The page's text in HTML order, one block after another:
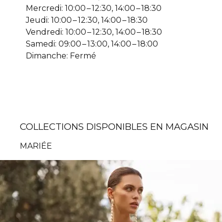
Mercredi: 10:00 – 12:30, 14:00 – 18:30
Jeudi: 10:00 – 12:30, 14:00 – 18:30
Vendredi: 10:00 – 12:30, 14:00 – 18:30
Samedi: 09:00 – 13:00, 14:00 – 18:00
Dimanche: Fermé
COLLECTIONS DISPONIBLES EN MAGASIN
MARIÉE